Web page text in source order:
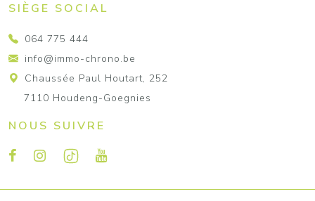
SIÈGE SOCIAL
064 775 444
info@immo-chrono.be
Chaussée Paul Houtart, 252
7110 Houdeng-Goegnies
NOUS SUIVRE